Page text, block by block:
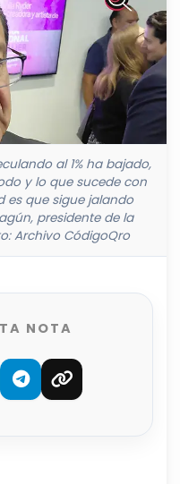
al 1% ha bajado,
y lo que sucede con
es que sigue jalando
presidente de la
Archivo CódigoQro
NOTA